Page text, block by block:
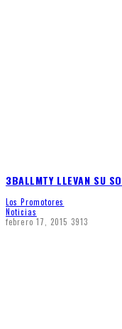
3BALLMTY LLEVAN SU
Los Promotores
Noticias
febrero 17, 2015 3913